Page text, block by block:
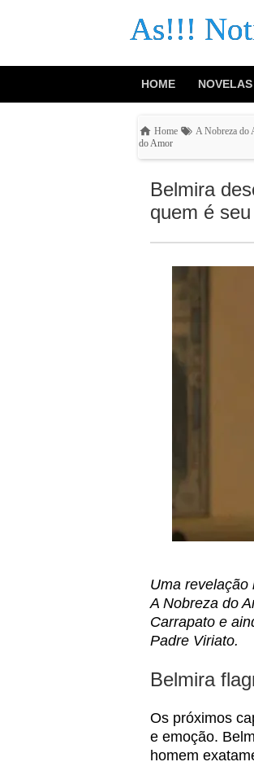
As!!!
HOME NOVELAS
Home A Nobreza do
do Amor
Belmira
quem é
Uma revelação
A Nobreza do
Carrapato e
Padre Viriato.
Belmira
Os próximos
e emoção.
homem